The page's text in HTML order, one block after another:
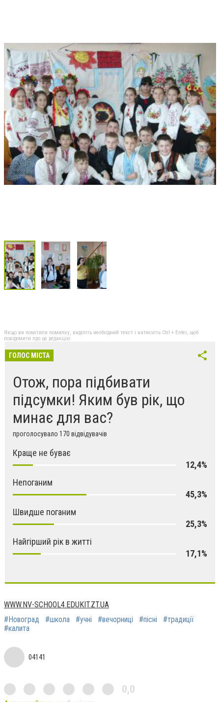
Якщо ви помітили помилку, виділіть необхідний текст і натисніть Ctrl + Enter, щоб
повідомити про це редакцію
ГОЛОС МІСТА
Отож, пора підбивати
підсумки! Яким був рік, що
минає для вас?
проголосувало 170 відвідувачів
Краще не буває
12,4%
Непоганим
45,3%
Швидше поганим
25,3%
Найгірший рік в житті
17,1%
WWW.NV-SCHOOL4.EDUKIT.ZT.UA
#Новоград
#школа #учні #вечорниці #пісні
#традиції
#калита
04141
0,0